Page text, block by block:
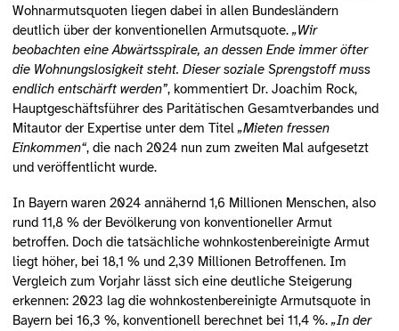
Wohnarmutsquoten liegen dabei in allen Bundesländern
deutlich über der konventionellen Armutsquote. „Wir
beobachten eine Abwärtsspirale, an dessen Ende immer öfter
die Wohnungslosigkeit steht. Dieser soziale Sprengstoff muss
endlich entschärft werden”, kommentiert Dr. Joachim Rock,
Hauptgeschäftsführer des Paritätischen Gesamtverbandes und
Mitautor der Expertise unter dem Titel „Mieten fressen
Einkommen“, die nach 2024 nun zum zweiten Mal aufgesetzt
und veröffentlicht wurde.
In Bayern waren 2024 annähernd 1,6 Millionen Menschen, also
rund 11,8 % der Bevölkerung von konventioneller Armut
betroffen. Doch die tatsächliche wohnkostenbereinigte Armut
liegt höher, bei 18,1 % und 2,39 Millionen Betroffenen. Im
Vergleich zum Vorjahr lässt sich eine deutliche Steigerung
erkennen: 2023 lag die wohnkostenbereinigte Armutsquote in
Bayern bei 16,3 %, konventionell berechnet bei 11,4 %. „In der